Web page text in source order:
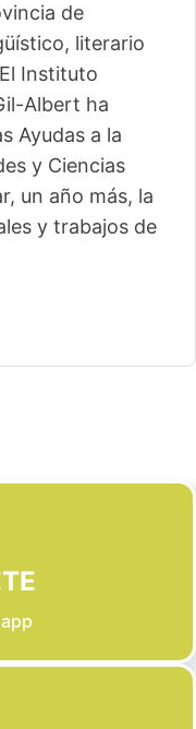
de
literario
Instituto
Albert ha
Ayudas a la
y Ciencias
un año más, la
y trabajos de